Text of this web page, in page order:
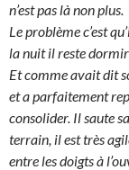
n’est pas là non plus.
Le problème c’est
la nuit il reste dormir
Et comme avait dit
et a parfaitement
consolider. Il saute
terrain, il est très
entre les doigts à